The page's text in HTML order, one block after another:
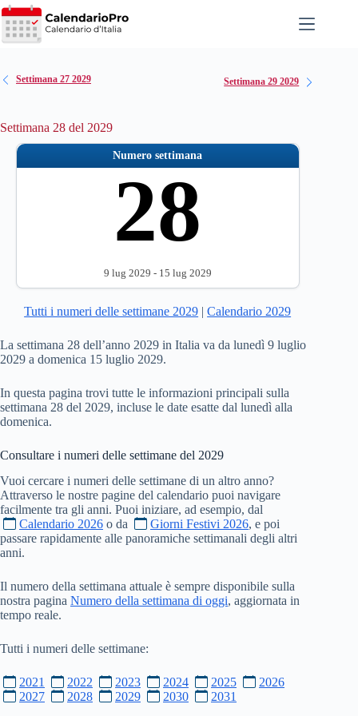
Salta
al
contenuto
Settimana 27 2029 Settimana 29 2029
Settimana 28 del 2029
Numero settimana
28
9 lug 2029 - 15 lug 2029
Tutti i numeri delle settimane 2029 |Calendario 2029
La settimana 28 dell’anno 2029 in Italia va da lunedì 9 luglio
2029 a domenica 15 luglio 2029.
In questa pagina trovi tutte le informazioni principali sulla
settimana 28 del 2029, incluse le date esatte dal lunedì alla
domenica.
Consultare i numeri delle settimane del 2029
Vuoi cercare i numeri delle settimane di un altro anno?
Attraverso le nostre pagine del calendario puoi navigare
facilmente tra gli anni. Puoi iniziare, ad esempio, dal
Calendario 2026 o da Giorni Festivi 2026, e poi
passare rapidamente alle panoramiche settimanali degli altri
anni.
Il numero della settimana attuale è sempre disponibile sulla
nostra pagina Numero della settimana di oggi, aggiornata in
tempo reale.
Tutti i numeri delle settimane:
2021 2022 2023 2024 2025
2026
2027
2028 2029 2030 2031